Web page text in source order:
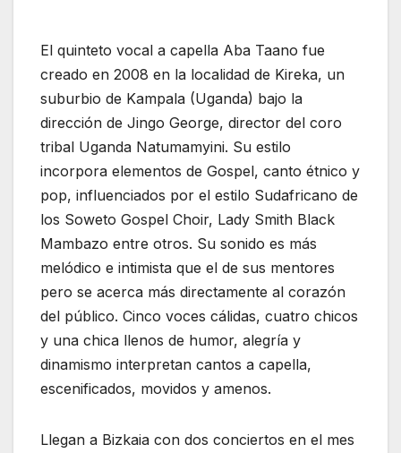
El quinteto vocal a capella Aba Taano fue
creado en 2008 en la localidad de Kireka, un
suburbio de Kampala (Uganda) bajo la
dirección de Jingo George, director del coro
tribal Uganda Natumamyini. Su estilo
incorpora elementos de Gospel, canto étnico y
pop, influenciados por el estilo Sudafricano de
los Soweto Gospel Choir, Lady Smith Black
Mambazo entre otros. Su sonido es más
melódico e intimista que el de sus mentores
pero se acerca más directamente al corazón
del público. Cinco voces cálidas, cuatro chicos
y una chica llenos de humor, alegría y
dinamismo interpretan cantos a capella,
escenificados, movidos y amenos.
Llegan a Bizkaia con dos conciertos en el mes